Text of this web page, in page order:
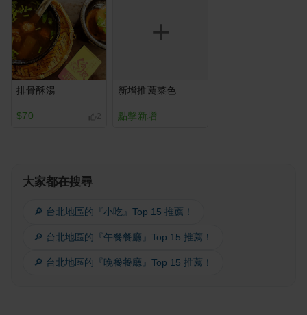
排骨酥湯
$70 2
新增推薦菜色
點擊新增
大家都在搜尋
🔎 台北地區的『小吃』Top 15 推薦！
🔎 台北地區的『午餐餐廳』Top 15 推薦！
🔎 台北地區的『晚餐餐廳』Top 15 推薦！